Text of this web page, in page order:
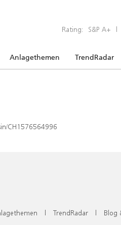
Rating: S&P A+ |
Anlagethemen TrendRadar
CH1576564996
| TrendRadar | Blog